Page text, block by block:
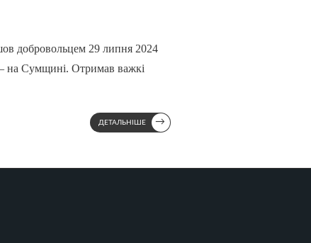
добровольцем 29 липня 2024
на Сумщині. Отримав важкі
ДЕТАЛЬНІШЕ →